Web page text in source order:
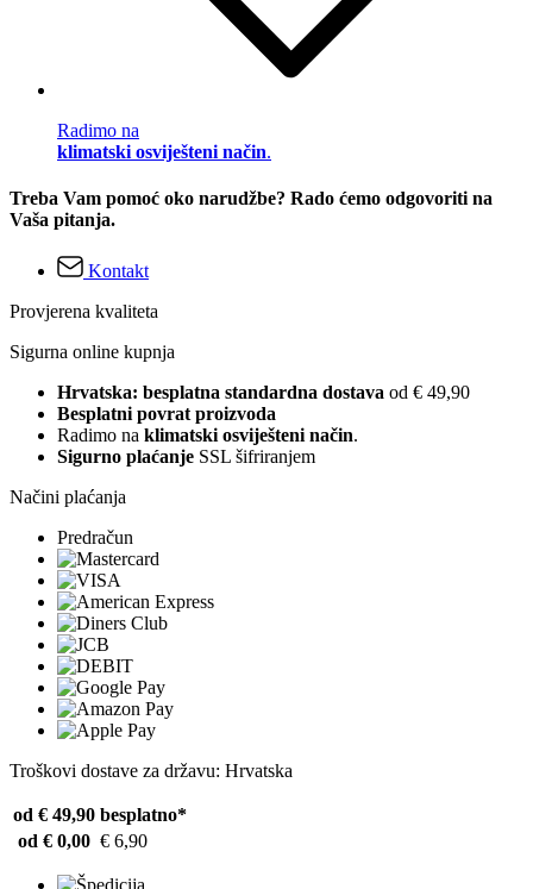
Radimo na
klimatski osviješteni način.
Treba Vam pomoć oko narudžbe? Rado ćemo odgovoriti na
Vaša pitanja.
Kontakt
Provjerena kvaliteta
Sigurna online kupnja
Hrvatska: besplatna standardna dostava od € 49,90
Besplatni povrat proizvoda
Radimo na klimatski osviješteni način.
Sigurno plaćanje SSL šifriranjem
Načini plaćanja
Predračun
Troškovi dostave za državu: Hrvatska
od € 49,90 besplatno*
od € 0,00 € 6,90